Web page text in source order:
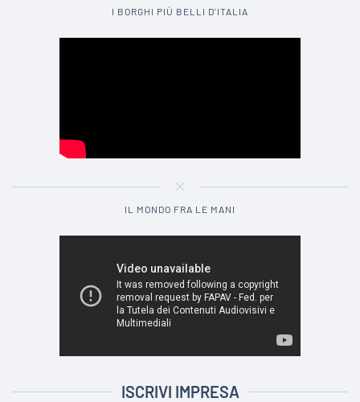
I BORGHI PIÙ BELLI D'ITALIA
IL MONDO FRA LE MANI
ISCRIVI IMPRESA